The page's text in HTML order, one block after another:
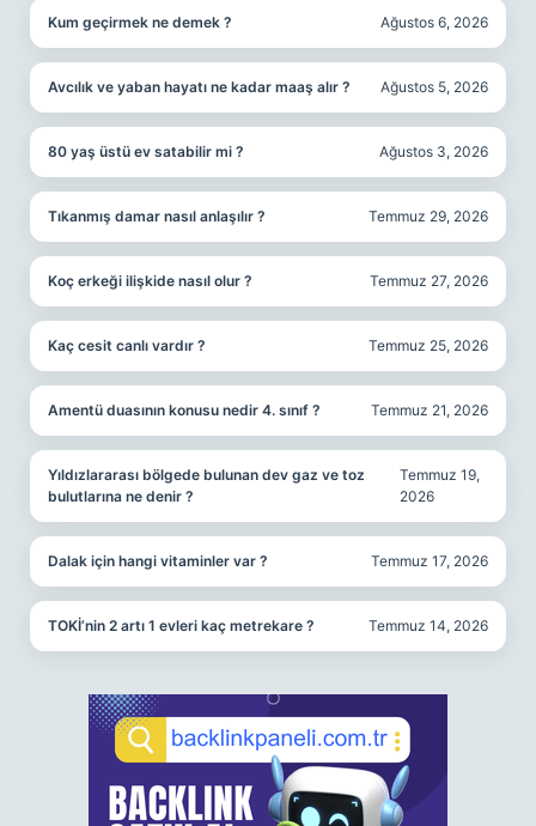
Kum geçirmek ne demek ? Ağustos 6, 2026
Avcılık ve yaban hayatı ne kadar maaş alır ? Ağustos 5, 2026
80 yaş üstü ev satabilir mi ? Ağustos 3, 2026
Tıkanmış damar nasıl anlaşılır ? Temmuz 29, 2026
Koç erkeği ilişkide nasıl olur ? Temmuz 27, 2026
Kaç cesit canlı vardır ? Temmuz 25, 2026
Amentü duasının konusu nedir 4. sınıf ? Temmuz 21, 2026
Yıldızlararası bölgede bulunan dev gaz ve toz
bulutlarına ne denir ?
Temmuz 19,
2026
Dalak için hangi vitaminler var ? Temmuz 17, 2026
TOKİ’nin 2 artı 1 evleri kaç metrekare ? Temmuz 14, 2026